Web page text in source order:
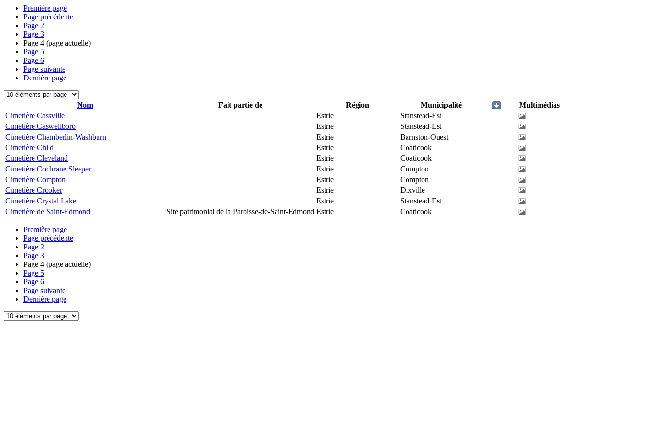
Première page
Page précédente
Page 2
Page 3
Page 4 (page actuelle)
Page 5
Page 6
Page suivante
Dernière page
Nom Fait partie de Région Municipalité
Multimédias
Cimetière Cassville
Estrie
Stanstead-Est
Cimetière Caswellboro
Estrie
Stanstead-Est
Cimetière Chamberlin-Washburn
Estrie
Barnston-Ouest
Cimetière Child
Estrie
Coaticook
Cimetière Cleveland
Estrie
Coaticook
Cimetière Cochrane Sleeper
Estrie
Compton
Cimetière Compton
Estrie
Compton
Cimetière Crooker
Estrie
Dixville
Cimetière Crystal Lake
Estrie
Stanstead-Est
Cimetière de Saint-Edmond
Site patrimonial de la Paroisse-de-Saint-Edmond Estrie Coaticook
Première page
Page précédente
Page 2
Page 3
Page 4 (page actuelle)
Page 5
Page 6
Page suivante
Dernière page